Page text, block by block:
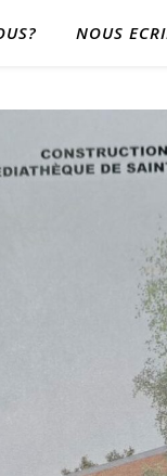
NOUS